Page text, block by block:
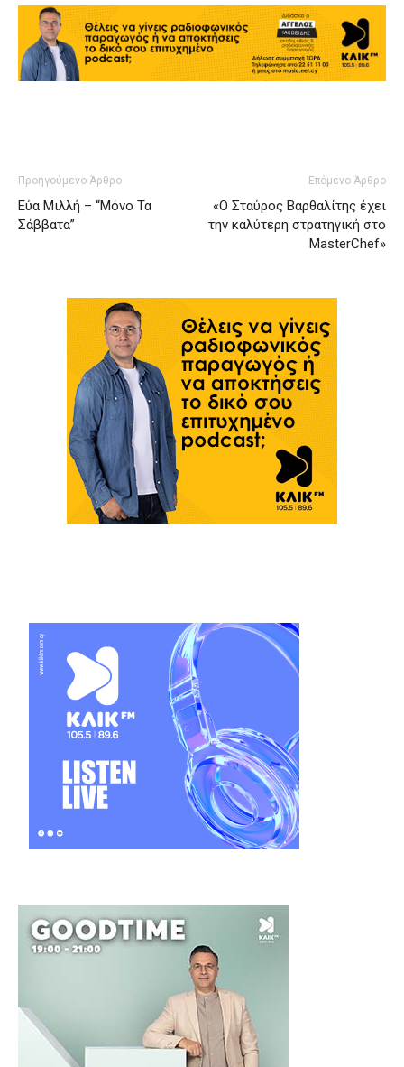
Προηγούμενο Άρθρο
Εύα Μιλλή – “Μόνο Τα
Σάββατα”
Επόμενο Άρθρο
«Ο Σταύρος Βαρθαλίτης έχει
την καλύτερη στρατηγική στο
MasterChef»